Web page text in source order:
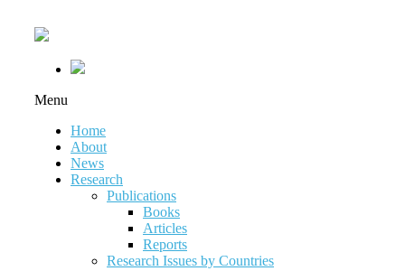
Menu
Home
About
News
Research
Publications
Books
Articles
Reports
Research Issues by Countries